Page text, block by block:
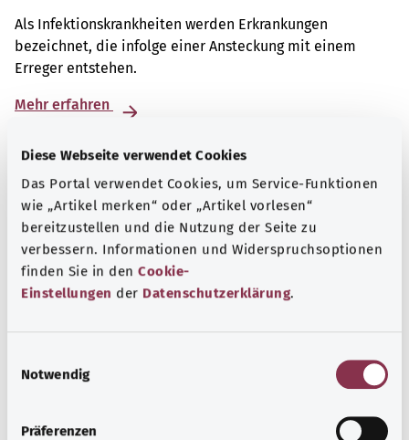
Diese Webseite verwendet Cookies
Das Portal verwendet Cookies, um Service-Funktionen
wie „Artikel merken“ oder „Artikel vorlesen“
bereitzustellen und die Nutzung der Seite zu
verbessern. Informationen und Widerspruchsoptionen
finden Sie in den Cookie-
Einstellungen der Datenschutzerklärung.
Notwendig
Präferenzen
Als Infektionskrankheiten werden Erkrankungen
bezeichnet, die infolge einer Ansteckung mit einem
Erreger entstehen.
Mehr erfahren
Eine Auswahl verschiedener Beratungs- und